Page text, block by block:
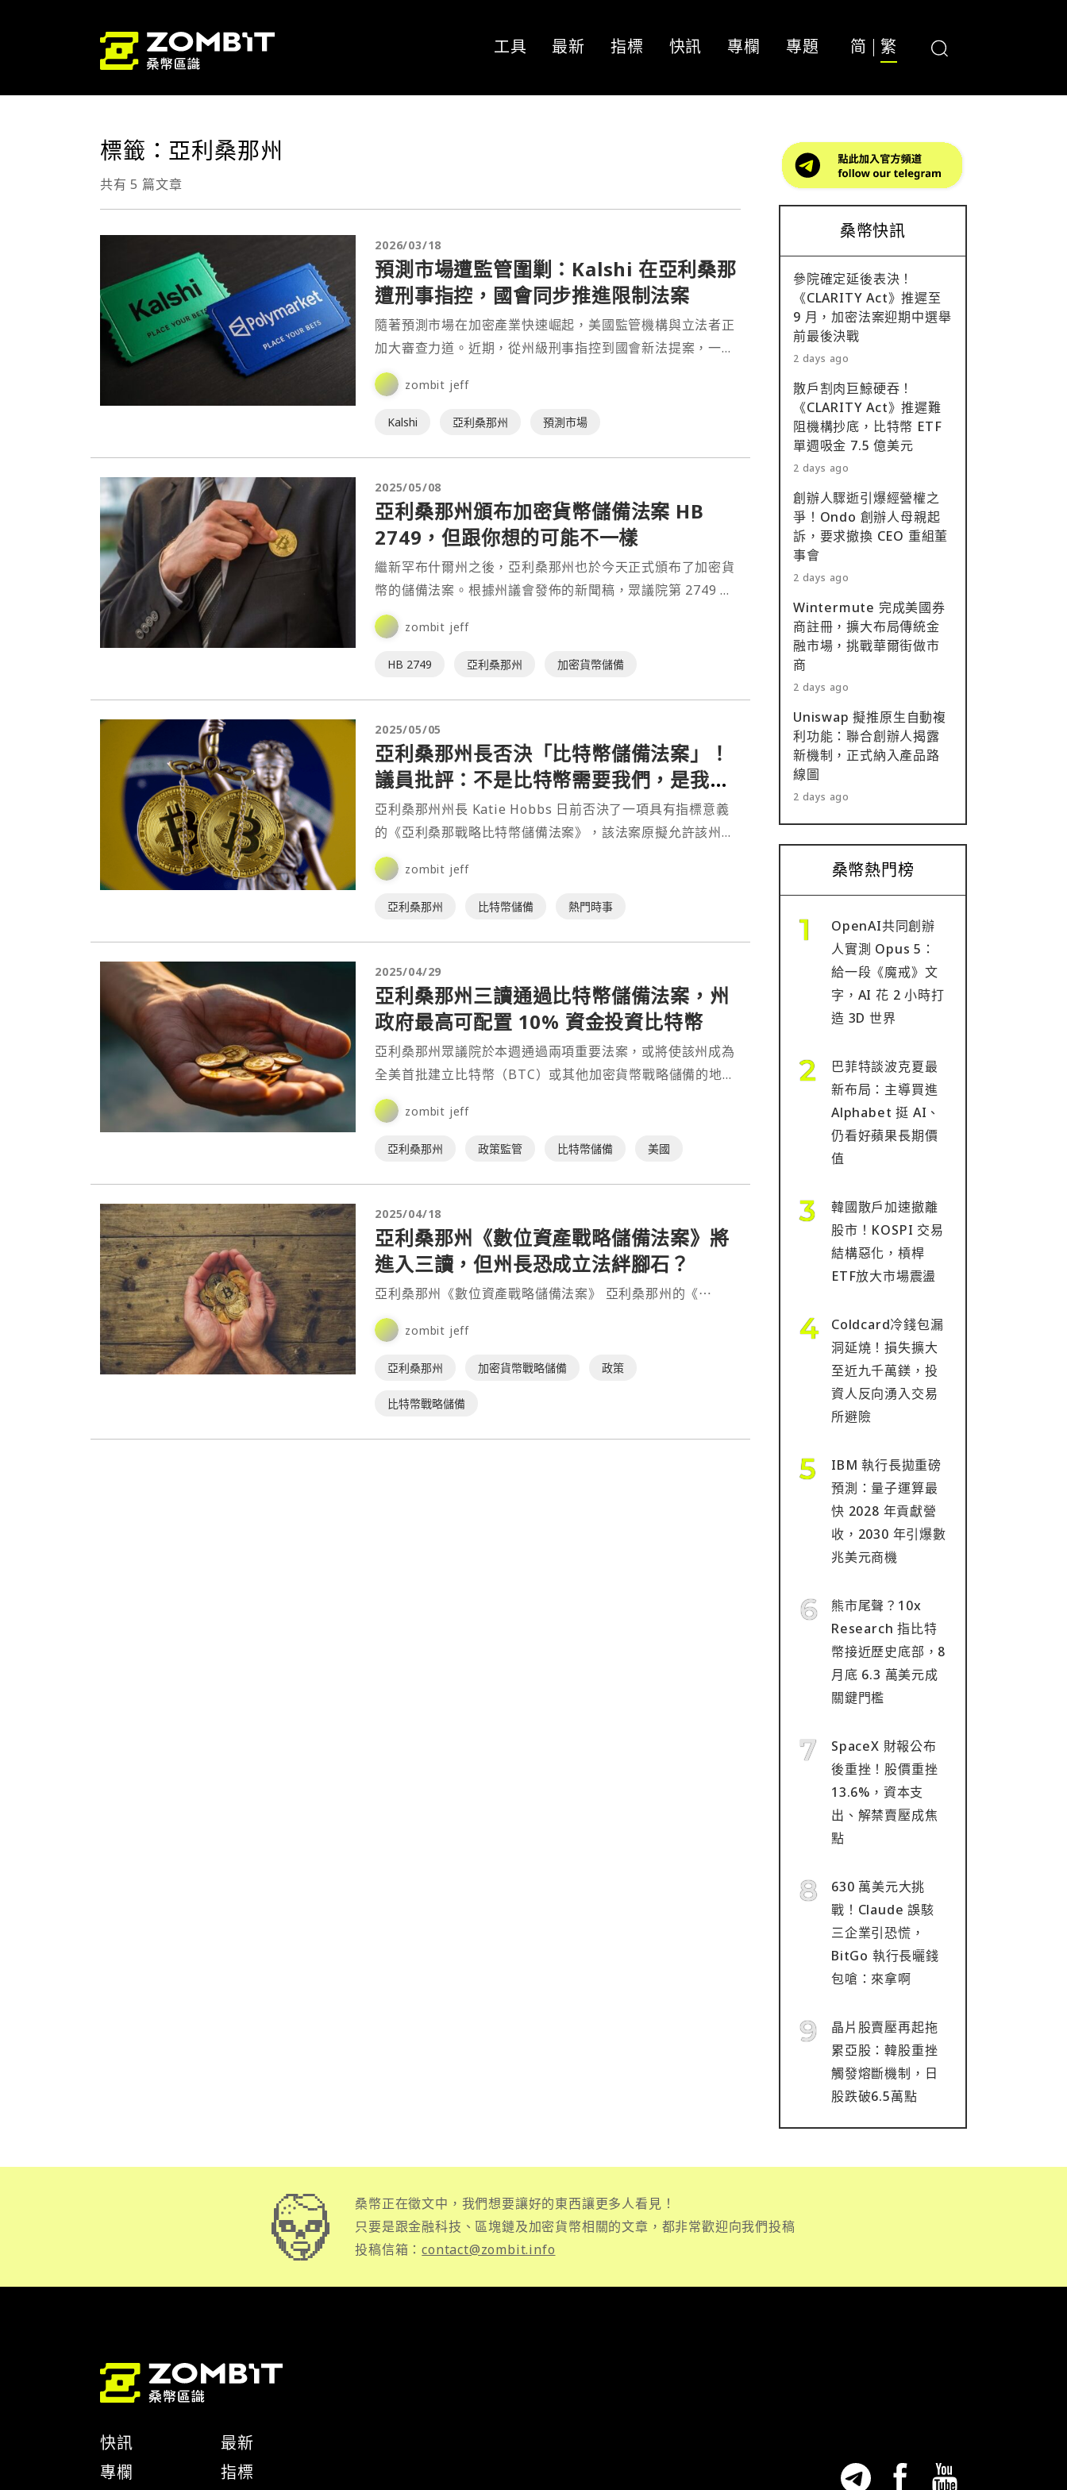
工具 最新 指標 快訊 專欄 專題 简 繁
標籤：亞利桑那州
共有 5 篇文章
2026/03/18
預測市場遭監管圍剿：Kalshi 在亞利桑那
遭刑事指控，國會同步推進限制法案
隨著預測市場在加密產業快速崛起，美國監管機構與立法者正
加大審查力道。近期，從州級刑事指控到國會新法提案，一系
列行動顯示，該產業正面臨前所未有的監管壓力。⋯
zombit jeff
Kalshi 亞利桑那州 預測市場
2025/05/08
亞利桑那州頒布加密貨幣儲備法案 HB
2749，但跟你想的可能不一樣
繼新罕布什爾州之後，亞利桑那州也於今天正式頒布了加密貨
幣的儲備法案。根據州議會發佈的新聞稿，眾議院第 2749 號
法案（HB 2749）已正式簽署成為法律，該法案採用「預算中
立」方式，它不允許直接動用州政府資金投資，僅允許將無人
認領的資產、空投和質押獎勵轉移到儲備金中，⋯
zombit jeff
HB 2749 亞利桑那州 加密貨幣儲備
2025/05/05
亞利桑那州長否決「比特幣儲備法案」！
議員批評：不是比特幣需要我們，是我們
需要比特幣
亞利桑那州州長 Katie Hobbs 日前否決了一項具有指標意義
的《亞利桑那戰略比特幣儲備法案》，該法案原擬允許該州投
資比特幣，並設立由州政府管理的比特幣儲備。這⋯
zombit jeff
亞利桑那州 比特幣儲備 熱門時事
2025/04/29
亞利桑那州三讀通過比特幣儲備法案，州
政府最高可配置 10% 資金投資比特幣
亞利桑那州眾議院於本週通過兩項重要法案，或將使該州成為
全美首批建立比特幣（BTC）或其他加密貨幣戰略儲備的地區
之一。⋯
zombit jeff
亞利桑那州 政策監管 比特幣儲備 美國
2025/04/18
亞利桑那州《數位資產戰略儲備法案》將
進入三讀，但州長恐成立法絆腳石？
亞利桑那州《數位資產戰略儲備法案》 亞利桑那州的《⋯
zombit jeff
亞利桑那州 加密貨幣戰略儲備 政策
比特幣戰略儲備
桑幣快訊
參院確定延後表決！
《CLARITY Act》推遲至
9 月，加密法案迎期中選舉
前最後決戰
2 days ago
散戶割肉巨鯨硬吞！
《CLARITY Act》推遲難
阻機構抄底，比特幣 ETF
單週吸金 7.5 億美元
2 days ago
創辦人驟逝引爆經營權之
爭！Ondo 創辦人母親起
訴，要求撤換 CEO 重組董
事會
2 days ago
Wintermute 完成美國券
商註冊，擴大布局傳統金
融市場，挑戰華爾街做市
商
2 days ago
Uniswap 擬推原生自動複
利功能：聯合創辦人揭露
新機制，正式納入產品路
線圖
2 days ago
桑幣熱門榜
OpenAI共同創辦
人實測 Opus 5：
給一段《魔戒》文
字，AI 花 2 小時打
造 3D 世界
巴菲特談波克夏最
新布局：主導買進
Alphabet 挺 AI、
仍看好蘋果長期價
值
韓國散戶加速撤離
股市！KOSPI 交易
結構惡化，槓桿
ETF放大市場震盪
Coldcard冷錢包漏
洞延燒！損失擴大
至近九千萬鎂，投
資人反向湧入交易
所避險
IBM 執行長拋重磅
預測：量子運算最
快 2028 年貢獻營
收，2030 年引爆數
兆美元商機
熊市尾聲？10x
Research 指比特
幣接近歷史底部，8
月底 6.3 萬美元成
關鍵門檻
SpaceX 財報公布
後重挫！股價重挫
13.6%，資本支
出、解禁賣壓成焦
點
630 萬美元大挑
戰！Claude 誤駭
三企業引恐慌，
BitGo 執行長曬錢
包嗆：來拿啊
晶片股賣壓再起拖
累亞股：韓股重挫
觸發熔斷機制，日
股跌破6.5萬點
桑幣正在徵文中，我們想要讓好的東西讓更多人看見！
只要是跟金融科技、區塊鏈及加密貨幣相關的文章，都非常歡迎向我們投稿
投稿信箱：contact@zombit.info
快訊
專欄
最新
指標